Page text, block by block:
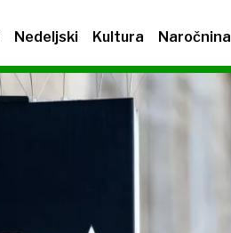
Nedeljski Kultura Naročnina